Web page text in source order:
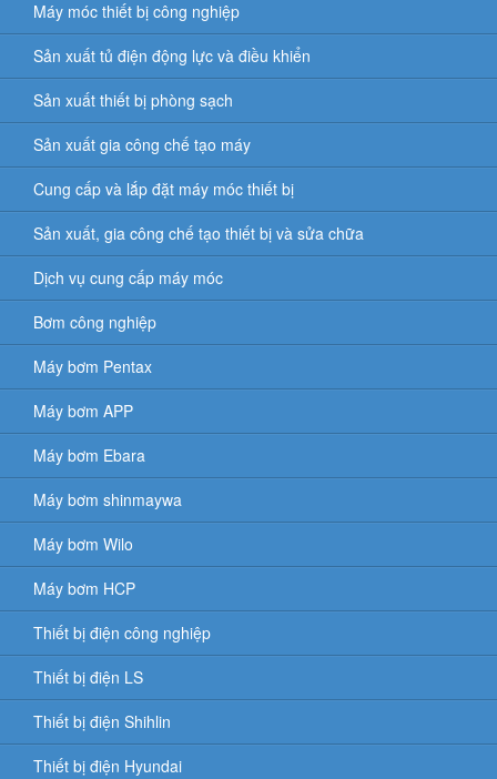
Máy móc thiết bị công nghiệp
Sản xuất tủ điện động lực và điều khiển
Sản xuất thiết bị phòng sạch
Sản xuất gia công chế tạo máy
Cung cấp và lắp đặt máy móc thiết bị
Sản xuất, gia công chế tạo thiết bị và sửa chữa
Dịch vụ cung cấp máy móc
Bơm công nghiệp
Máy bơm Pentax
Máy bơm APP
Máy bơm Ebara
Máy bơm shinmaywa
Máy bơm Wilo
Máy bơm HCP
Thiết bị điện công nghiệp
Thiết bị điện LS
Thiết bị điện Shihlin
Thiết bị điện Hyundai